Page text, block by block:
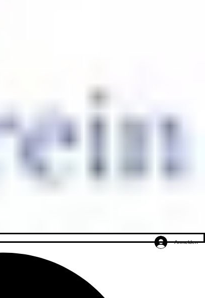
Anmelden